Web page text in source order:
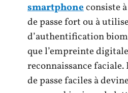
smartphoneconsiste
de passe fort ou à
d’authentification
que l’empreinte
reconnaissance
de passe faciles à